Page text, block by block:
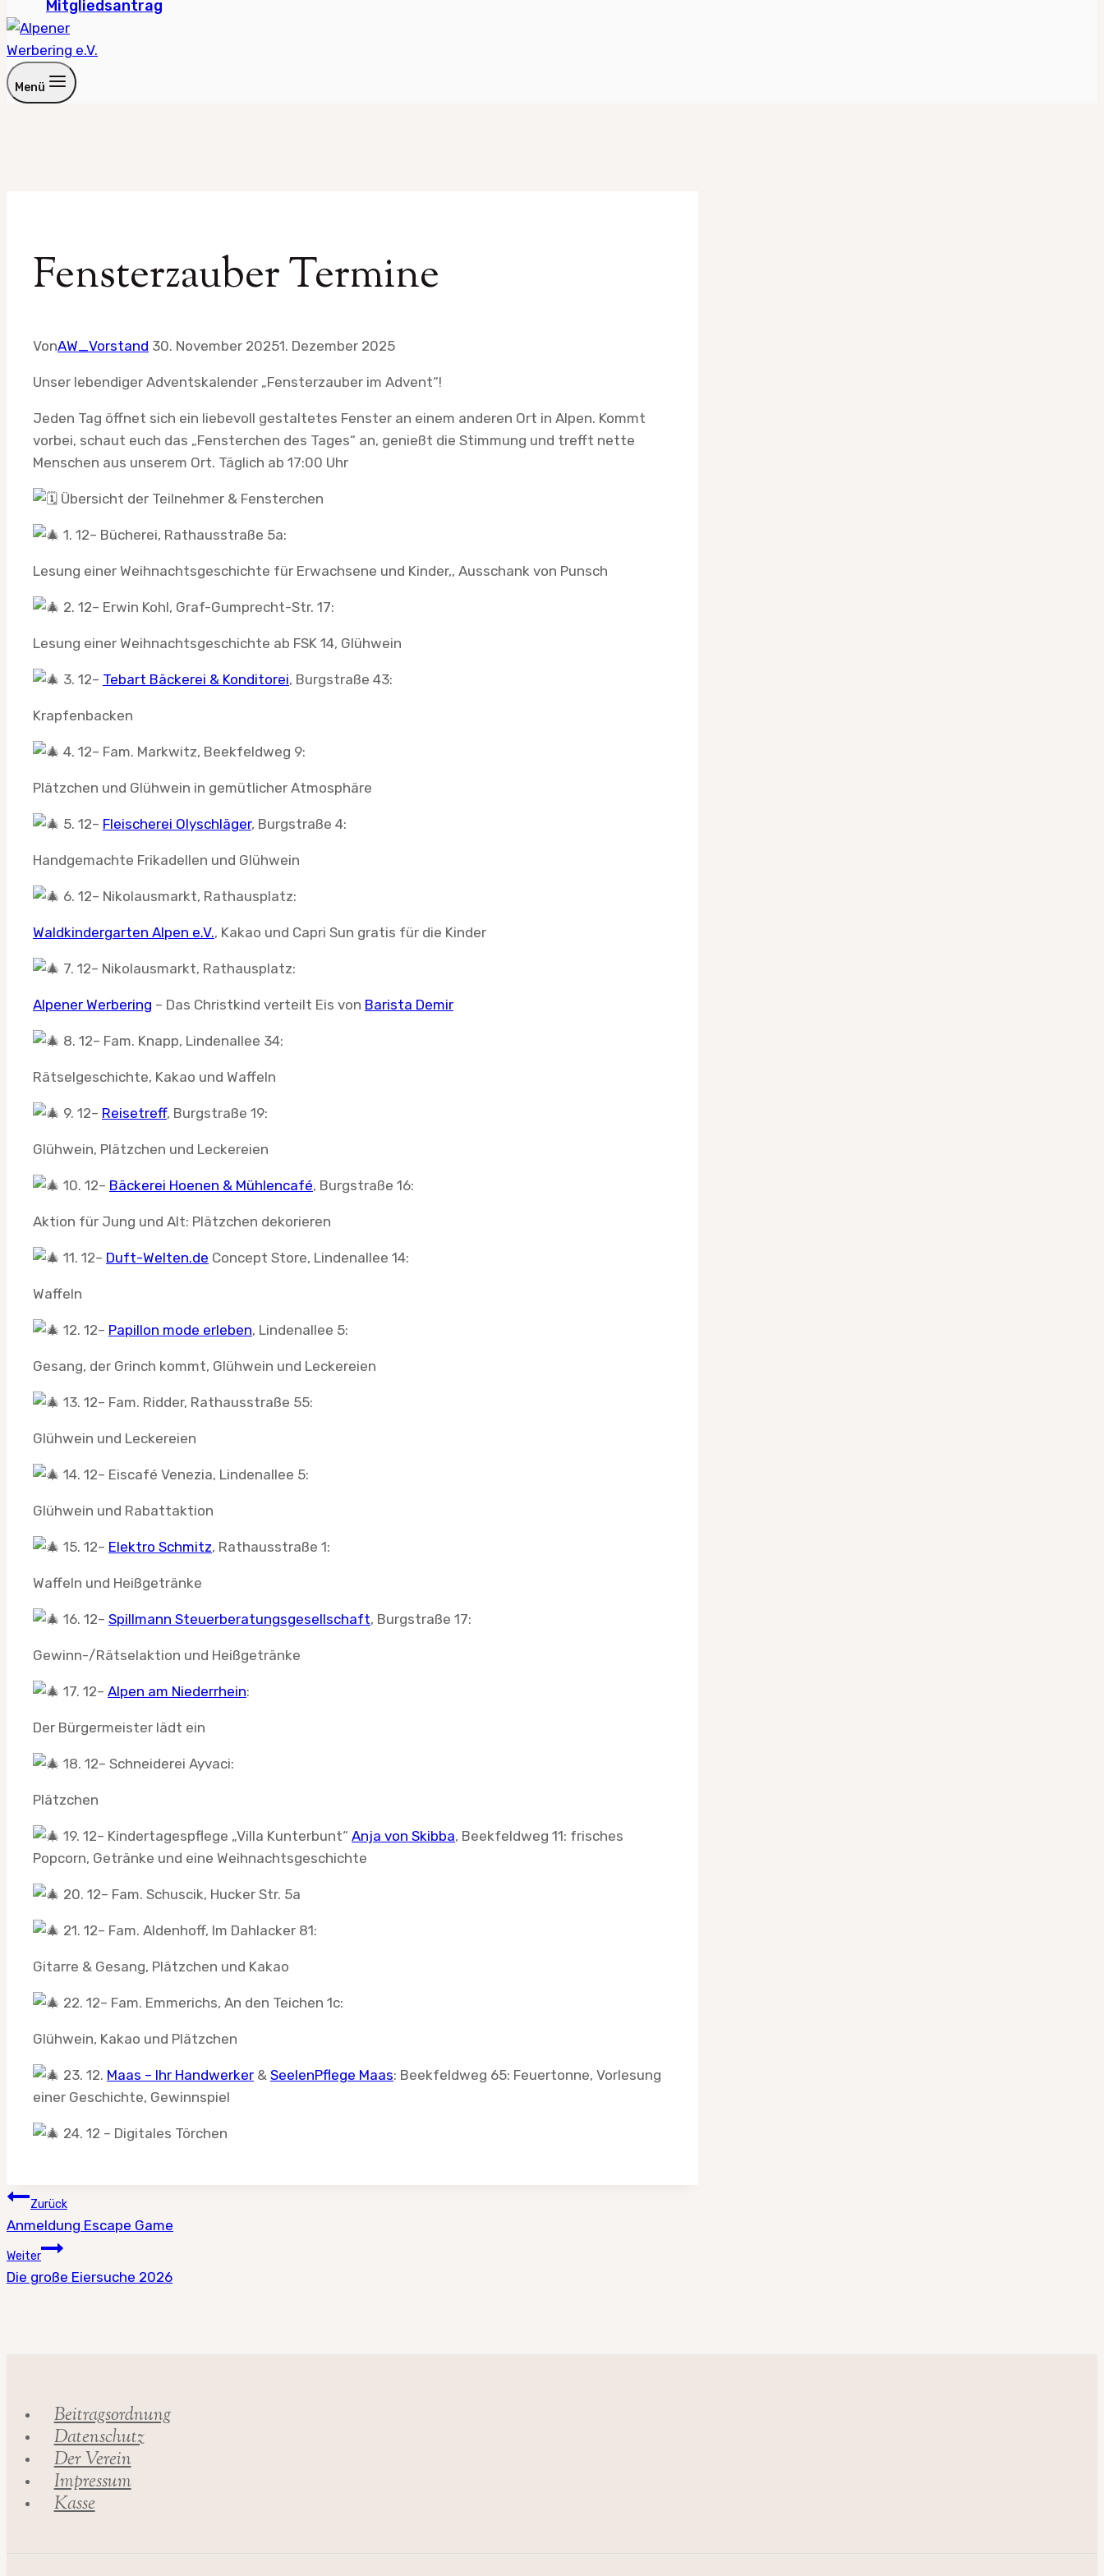
Mitgliedsantrag
Menü
Fensterzauber Termine
VonAW_Vorstand 30. November 20251. Dezember 2025
Unser lebendiger Adventskalender „Fensterzauber im Advent“!
Jeden Tag öffnet sich ein liebevoll gestaltetes Fenster an einem anderen Ort in Alpen. Kommt
vorbei, schaut euch das „Fensterchen des Tages“ an, genießt die Stimmung und trefft nette
Menschen aus unserem Ort. Täglich ab 17:00 Uhr
Übersicht der Teilnehmer & Fensterchen
1. 12– Bücherei, Rathausstraße 5a:
Lesung einer Weihnachtsgeschichte für Erwachsene und Kinder,, Ausschank von Punsch
2. 12– Erwin Kohl, Graf-Gumprecht-Str. 17:
Lesung einer Weihnachtsgeschichte ab FSK 14, Glühwein
3. 12– Tebart Bäckerei & Konditorei, Burgstraße 43:
Krapfenbacken
4. 12– Fam. Markwitz, Beekfeldweg 9:
Plätzchen und Glühwein in gemütlicher Atmosphäre
5. 12– Fleischerei Olyschläger, Burgstraße 4:
Handgemachte Frikadellen und Glühwein
6. 12– Nikolausmarkt, Rathausplatz:
Waldkindergarten Alpen e.V., Kakao und Capri Sun gratis für die Kinder
7. 12– Nikolausmarkt, Rathausplatz:
Alpener Werbering – Das Christkind verteilt Eis von Barista Demir
8. 12– Fam. Knapp, Lindenallee 34:
Rätselgeschichte, Kakao und Waffeln
9. 12– Reisetreff, Burgstraße 19:
Glühwein, Plätzchen und Leckereien
10. 12– Bäckerei Hoenen & Mühlencafé, Burgstraße 16:
Aktion für Jung und Alt: Plätzchen dekorieren
11. 12– Duft-Welten.de Concept Store, Lindenallee 14:
Waffeln
12. 12– Papillon mode erleben, Lindenallee 5:
Gesang, der Grinch kommt, Glühwein und Leckereien
13. 12– Fam. Ridder, Rathausstraße 55:
Glühwein und Leckereien
14. 12– Eiscafé Venezia, Lindenallee 5:
Glühwein und Rabattaktion
15. 12– Elektro Schmitz, Rathausstraße 1:
Waffeln und Heißgetränke
16. 12– Spillmann Steuerberatungsgesellschaft, Burgstraße 17:
Gewinn-/Rätselaktion und Heißgetränke
17. 12– Alpen am Niederrhein:
Der Bürgermeister lädt ein
18. 12– Schneiderei Ayvaci:
Plätzchen
19. 12– Kindertagespflege „Villa Kunterbunt“ Anja von Skibba, Beekfeldweg 11: frisches
Popcorn, Getränke und eine Weihnachtsgeschichte
20. 12– Fam. Schuscik, Hucker Str. 5a
21. 12– Fam. Aldenhoff, Im Dahlacker 81:
Gitarre & Gesang, Plätzchen und Kakao
22. 12– Fam. Emmerichs, An den Teichen 1c:
Glühwein, Kakao und Plätzchen
23. 12. Maas – Ihr Handwerker & SeelenPflege Maas: Beekfeldweg 65: Feuertonne, Vorlesung
einer Geschichte, Gewinnspiel
24. 12 – Digitales Törchen
Beitragsnavigation
Zurück
Anmeldung Escape Game
Weiter
Die große Eiersuche 2026
Beitragsordnung
Datenschutz
Der Verein
Impressum
Kasse